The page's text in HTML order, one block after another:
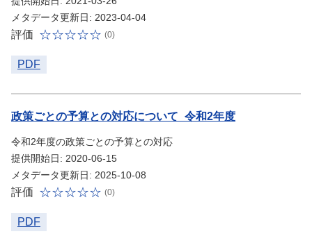
メタデータ更新日: 2023-04-04
評価 (0)
PDF
政策ごとの予算との対応について_令和2年度
令和2年度の政策ごとの予算との対応
提供開始日: 2020-06-15
メタデータ更新日: 2025-10-08
評価 (0)
PDF